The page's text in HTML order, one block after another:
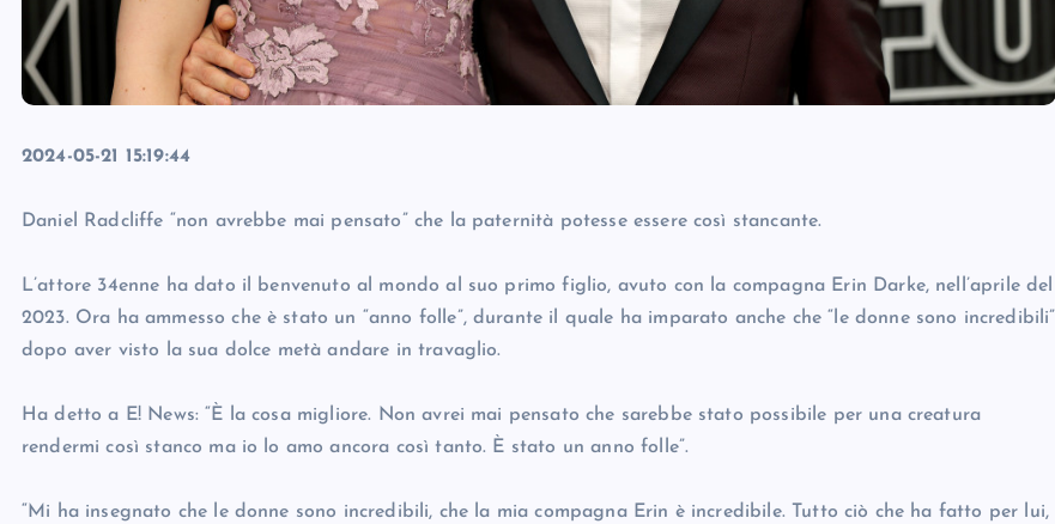
2024-05-21 15:19:44
Daniel Radcliffe “non avrebbe mai pensato” che la paternità potesse essere così stancante.
L’attore 34enne ha dato il benvenuto al mondo al suo primo figlio, avuto con la compagna Erin Darke, nell’aprile del
2023. Ora ha ammesso che è stato un “anno folle”, durante il quale ha imparato anche che “le donne sono incredibili”
dopo aver visto la sua dolce metà andare in travaglio.
Ha detto a E! News: “È la cosa migliore. Non avrei mai pensato che sarebbe stato possibile per una creatura
rendermi così stanco ma io lo amo ancora così tanto. È stato un anno folle”.
“Mi ha insegnato che le donne sono incredibili, che la mia compagna Erin è incredibile. Tutto ciò che ha fatto per lui,